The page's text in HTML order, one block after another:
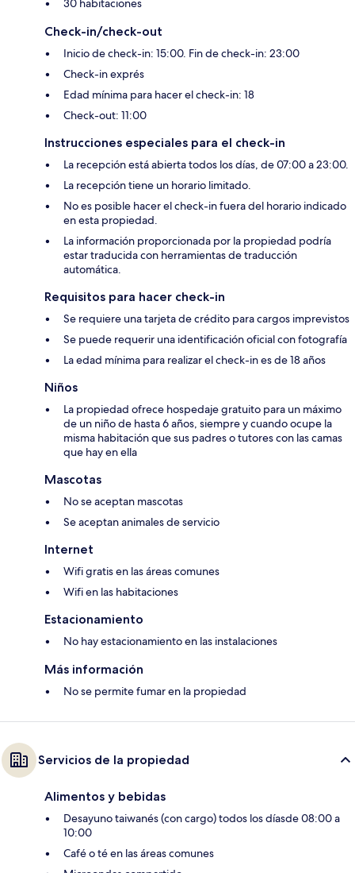
30 habitaciones
Check-in/check-out
Inicio de check-in: 15:00. Fin de check-in: 23:00
Check-in exprés
Edad mínima para hacer el check-in: 18
Check-out: 11:00
Instrucciones especiales para el check-in
La recepción está abierta todos los días, de 07:00 a 23:00.
La recepción tiene un horario limitado.
No es posible hacer el check-in fuera del horario indicado
en esta propiedad.
La información proporcionada por la propiedad podría
estar traducida con herramientas de traducción
automática.
Requisitos para hacer check-in
Se requiere una tarjeta de crédito para cargos imprevistos
Se puede requerir una identificación oficial con fotografía
La edad mínima para realizar el check-in es de 18 años
Niños
La propiedad ofrece hospedaje gratuito para un máximo
de un niño de hasta 6 años, siempre y cuando ocupe la
misma habitación que sus padres o tutores con las camas
que hay en ella
Mascotas
No se aceptan mascotas
Se aceptan animales de servicio
Internet
Wifi gratis en las áreas comunes
Wifi en las habitaciones
Estacionamiento
No hay estacionamiento en las instalaciones
Más información
No se permite fumar en la propiedad
Servicios de la propiedad
Alimentos y bebidas
Desayuno taiwanés (con cargo) todos los díasde 08:00 a
10:00
Café o té en las áreas comunes